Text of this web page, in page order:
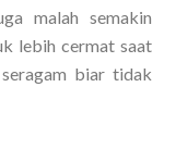
malah semakin
lebih cermat saat
biar tidak